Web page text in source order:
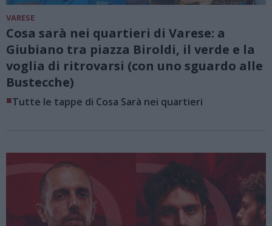
VARESE
Cosa sarà nei quartieri di Varese: a
Giubiano tra piazza Biroldi, il verde e la
voglia di ritrovarsi (con uno sguardo alle
Bustecche)
■Tutte le tappe di Cosa Sarà nei quartieri